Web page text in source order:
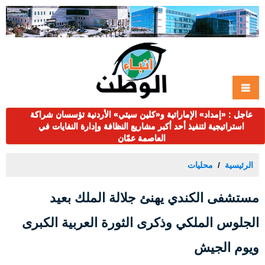
عاجل : «إمداد» الإماراتية و«كلين سيتي» الأردنية تؤسسان شراكة
استراتيجية لتنفيذ أحد أكبر مشاريع النظافة وإدارة النفايات في
العاصمة عمّان
الرئيسية محليات
مستشفى الكندي يهنئ جلالة الملك بعيد
الجلوس الملكي وذكرى الثورة العربية الكبرى
ويوم الجيش